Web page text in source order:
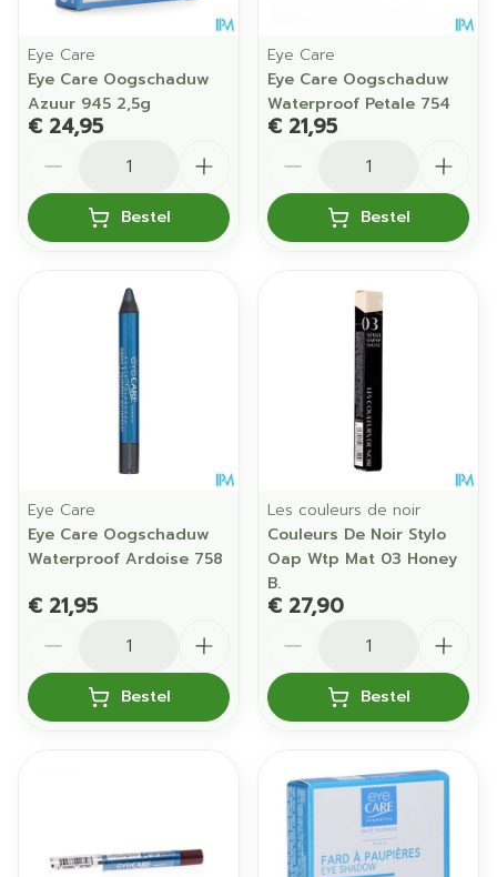
Eye Care
Eye Care Oogschaduw
Azuur 945 2,5g
€ 24,95
Bestel
Eye Care
Eye Care Oogschaduw
Waterproof Petale 754
€ 21,95
Bestel
Eye Care
Eye Care Oogschaduw
Waterproof Ardoise 758
€ 21,95
Bestel
Les couleurs de noir
Couleurs De Noir Stylo
Oap Wtp Mat 03 Honey
B.
€ 27,90
Bestel